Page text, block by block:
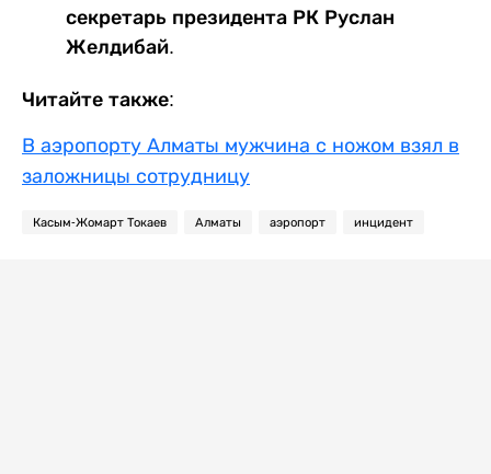
секретарь президента РК Руслан
Желдибай.
Читайте также:
В аэропорту Алматы мужчина с ножом взял в
заложницы сотрудницу
Касым-Жомарт Токаев Алматы аэропорт инцидент